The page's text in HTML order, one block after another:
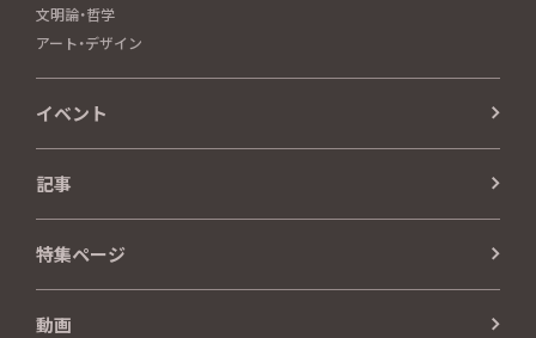
文明論・哲学
アート・デザイン
イベント
記事
特集ページ
動画